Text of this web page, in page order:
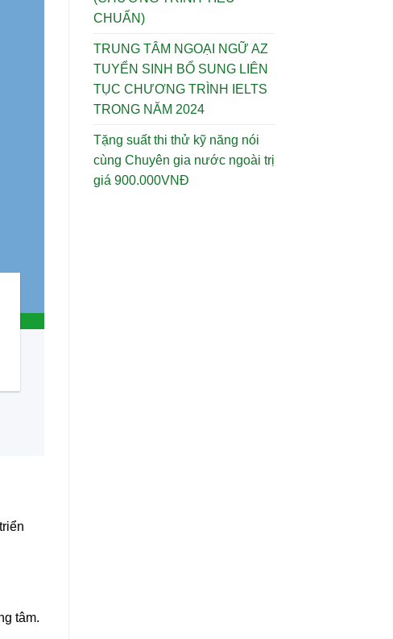
tâm.
CHUẨN)
TRUNG TÂM NGOẠI NGỮ AZ
TUYỂN SINH BỔ SUNG LIÊN
TỤC CHƯƠNG TRÌNH IELTS
TRONG NĂM 2024
Tặng suất thi thử kỹ năng nói
cùng Chuyên gia nước ngoài trị
giá 900.000VNĐ